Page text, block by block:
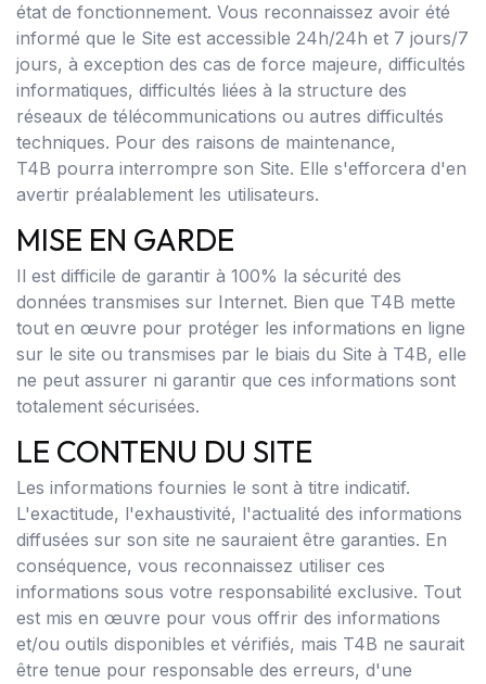
état de fonctionnement. Vous reconnaissez avoir été
informé que le Site est accessible 24h/24h et 7 jours/7
jours, à exception des cas de force majeure, difficultés
informatiques, difficultés liées à la structure des
réseaux de télécommunications ou autres difficultés
techniques. Pour des raisons de maintenance,
T4B pourra interrompre son Site. Elle s'efforcera d'en
avertir préalablement les utilisateurs.
MISE EN GARDE
Il est difficile de garantir à 100% la sécurité des
données transmises sur Internet. Bien que T4B mette
tout en œuvre pour protéger les informations en ligne
sur le site ou transmises par le biais du Site à T4B, elle
ne peut assurer ni garantir que ces informations sont
totalement sécurisées.
LE CONTENU DU SITE
Les informations fournies le sont à titre indicatif.
L'exactitude, l'exhaustivité, l'actualité des informations
diffusées sur son site ne sauraient être garanties. En
conséquence, vous reconnaissez utiliser ces
informations sous votre responsabilité exclusive. Tout
est mis en œuvre pour vous offrir des informations
et/ou outils disponibles et vérifiés, mais T4B ne saurait
être tenue pour responsable des erreurs, d'une